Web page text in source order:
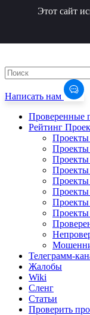
Написать нам
Проверенные
Рейтинг
Проекты
Проекты
Проекты
Проекты
Проекты
Проекты
Проекты
Телеграмм-
Жалобы
Wiki
Сленг
Статьи
Проверить
Этот сайт